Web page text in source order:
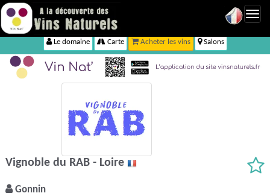
Le domaine Carte Acheter les vins Salons
Vignoble du RAB - Loire
Gonnin